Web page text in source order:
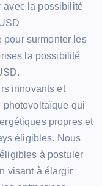
avec la possibilité
pour surmonter les
la possibilité
innovants et
photovoltaïque qui
propres et
éligibles. Nous
à postuler
visant à élargir